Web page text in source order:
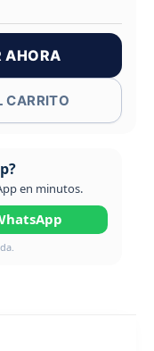
AHORA
CARRITO
en minutos.